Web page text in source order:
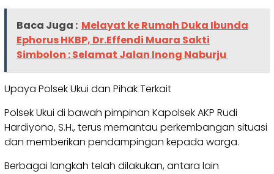
Baca Juga : Melayat ke Rumah Duka Ibunda
Ephorus HKBP, Dr.Effendi Muara Sakti
Simbolon : Selamat Jalan Inong Naburju
Upaya Polsek Ukui dan Pihak Terkait
Polsek Ukui di bawah pimpinan Kapolsek AKP Rudi
Hardiyono, S.H., terus memantau perkembangan situasi
dan memberikan pendampingan kepada warga.
Berbagai langkah telah dilakukan, antara lain